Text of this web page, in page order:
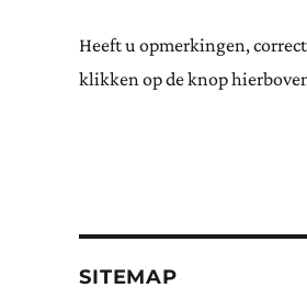
Heeft u opmerkingen,
klikken op de knop
SITEMAP